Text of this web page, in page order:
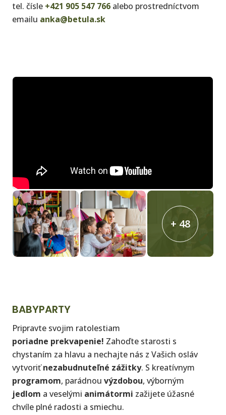
tel. čísle +421 905 547 766 alebo prostredníctvom
emailu anka@betula.sk
+ 48
BABYPARTY
Pripravte svojim ratolestiam
poriadne prekvapenie! Zahoďte starosti s
chystaním za hlavu a nechajte nás z Vašich osláv
vytvoriťnezabudnuteľné zážitky. S kreatívnym
programom, parádnou výzdobou, výborným
jedlom a veselými animátormi zažijete úžasné
chvíle plné radosti a smiechu.